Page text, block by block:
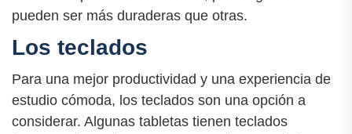
pueden ser más duraderas que otras.
Los teclados
Para una mejor productividad y una experiencia de
estudio cómoda, los teclados son una opción a
considerar. Algunas tabletas tienen teclados